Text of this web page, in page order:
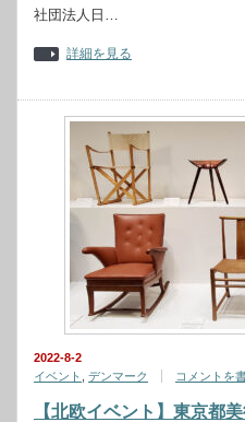
社団法人日…
詳細を見る
2022-8-2
イベント
デンマーク コメントを
【北欧イベント】東京都